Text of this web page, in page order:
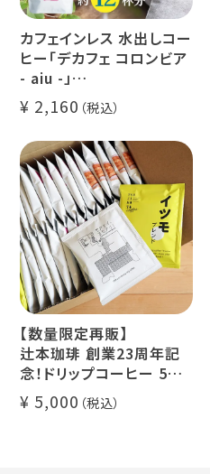
カフェインレス 水出しコー
ヒー「デカフェ コロンビア
- aiu -」
24g×6個（約12杯分）
マウンテンウォータープロ
セス カフェインレスコーヒ
ー豆100%使用 メール便
でお届け
2,160
【数量限定再販】
辻本珈琲 創業23周年記
念！ドリップコーヒー 5種
50杯セット
アニバーサリーブレンド
5,000